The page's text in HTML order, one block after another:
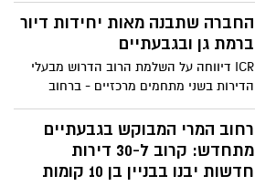
המחוזית
החברה שתבנה מאות יחידות דיור
ברמת גן ובגבעתיים
ICR דיווחה על השלמת הרוב הדרוש מבעלי
הדירות בשני מתחמים מרכזיים - ברחוב
הרא"ה ברמת גן וברחובות משמר
הירדן-ההסתדרות בגבעתיים
רחוב המרי המבוקש בגבעתיים
מתחדש: קרוב ל-30 דירות
חדשות יבנו בבניין בן 10 קומות